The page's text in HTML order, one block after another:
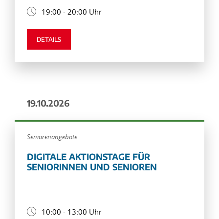
19:00 - 20:00 Uhr
DETAILS
19.10.2026
Seniorenangebote
DIGITALE AKTIONSTAGE FÜR
SENIORINNEN UND SENIOREN
10:00 - 13:00 Uhr